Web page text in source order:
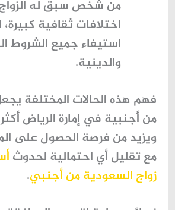
من شخص سبق له
اختلافات ثقافية كبيرة،
استيفاء جميع الشروط
والدينية.
فهم هذه الحالات المختلفة
من أجنبية في إمارة الرياض
ويزيد من فرصة الحصول على
مع تقليل أي احتمالية لحدوث
زواج السعودية من أجنبي.